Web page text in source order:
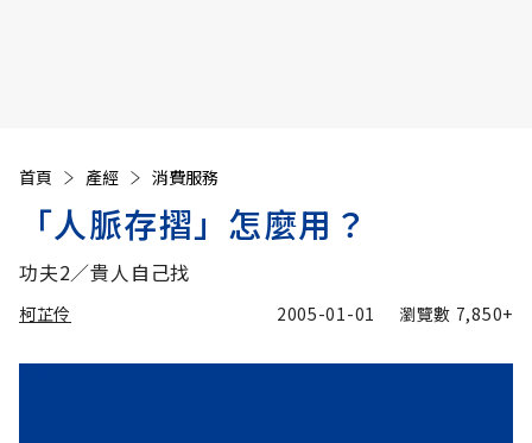
首頁 產經 消費服務
「人脈存摺」怎麼用？
功夫2∕貴人自己找
柯芷伶 2005-01-01 瀏覽數 7,850+